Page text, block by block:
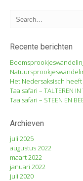
Recente berichten
Het Nedersaksisch
Taalsafari – TALTEREN IN
Taalsafari – STEEN EN
Archieven
juli 2025
augustus 2022
maart 2022
januari 2022
juli 2020